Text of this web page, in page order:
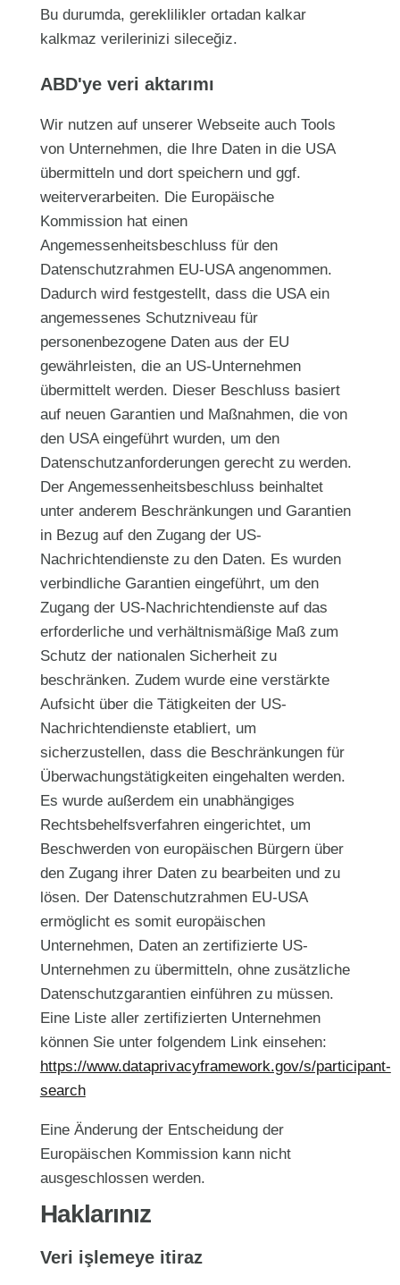
Bu durumda, gereklilikler ortadan kalkar
kalkmaz verilerinizi sileceğiz.
ABD'ye veri aktarımı
Wir nutzen auf unserer Webseite auch Tools
von Unternehmen, die Ihre Daten in die USA
übermitteln und dort speichern und ggf.
weiterverarbeiten. Die Europäische
Kommission hat einen
Angemessenheitsbeschluss für den
Datenschutzrahmen EU-USA angenommen.
Dadurch wird festgestellt, dass die USA ein
angemessenes Schutzniveau für
personenbezogene Daten aus der EU
gewährleisten, die an US-Unternehmen
übermittelt werden. Dieser Beschluss basiert
auf neuen Garantien und Maßnahmen, die von
den USA eingeführt wurden, um den
Datenschutzanforderungen gerecht zu werden.
Der Angemessenheitsbeschluss beinhaltet
unter anderem Beschränkungen und Garantien
in Bezug auf den Zugang der US-
Nachrichtendienste zu den Daten. Es wurden
verbindliche Garantien eingeführt, um den
Zugang der US-Nachrichtendienste auf das
erforderliche und verhältnismäßige Maß zum
Schutz der nationalen Sicherheit zu
beschränken. Zudem wurde eine verstärkte
Aufsicht über die Tätigkeiten der US-
Nachrichtendienste etabliert, um
sicherzustellen, dass die Beschränkungen für
Überwachungstätigkeiten eingehalten werden.
Es wurde außerdem ein unabhängiges
Rechtsbehelfsverfahren eingerichtet, um
Beschwerden von europäischen Bürgern über
den Zugang ihrer Daten zu bearbeiten und zu
lösen. Der Datenschutzrahmen EU-USA
ermöglicht es somit europäischen
Unternehmen, Daten an zertifizierte US-
Unternehmen zu übermitteln, ohne zusätzliche
Datenschutzgarantien einführen zu müssen.
Eine Liste aller zertifizierten Unternehmen
können Sie unter folgendem Link einsehen:
https://www.dataprivacyframework.gov/s/participant-
search
Eine Änderung der Entscheidung der
Europäischen Kommission kann nicht
ausgeschlossen werden.
Haklarınız
Veri işlemeye itiraz